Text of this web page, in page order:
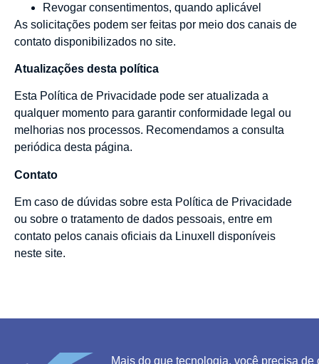
Revogar consentimentos, quando aplicável
As solicitações podem ser feitas por meio dos canais de
contato disponibilizados no site.
Atualizações desta política
Esta Política de Privacidade pode ser atualizada a
qualquer momento para garantir conformidade legal ou
melhorias nos processos. Recomendamos a consulta
periódica desta página.
Contato
Em caso de dúvidas sobre esta Política de Privacidade
ou sobre o tratamento de dados pessoais, entre em
contato pelos canais oficiais da Linuxell disponíveis
neste site.
Mais do que tecnologia, você precisa de